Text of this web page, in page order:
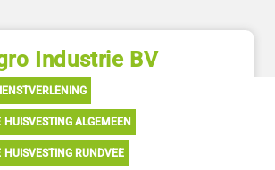
Industrie BV
HUISVESTING ALGEMEEN
HUISVESTING RUNDVEE